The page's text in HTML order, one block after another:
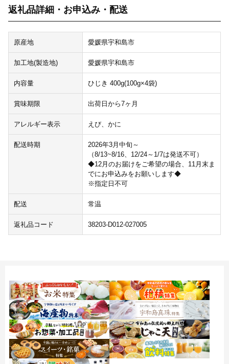
返礼品詳細・お申込み・配送
原産地 愛媛県宇和島市
加工地(製造地) 愛媛県宇和島市
内容量 ひじき 400g(100g×4袋)
賞味期限 出荷日から7ヶ月
アレルギー表示 えび、かに
配送時期
2026年3月中旬～
（8/13~8/16、12/24～1/7は発送不可）
◆12月のお届けをご希望の場合、11月末ま
でにお申込みをお願いします◆
※指定日不可
配送 常温
返礼品コード 38203-D012-027005